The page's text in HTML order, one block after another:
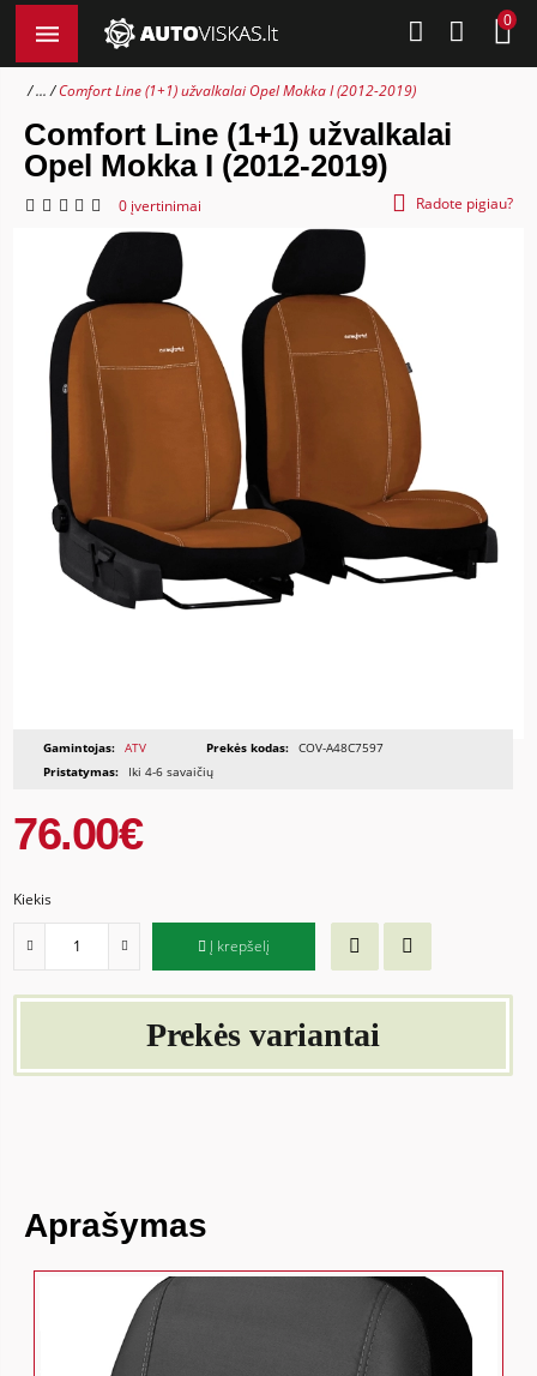
0
... Comfort Line (1+1) užvalkalai Opel Mokka I (2012-2019)
Comfort Line (1+1) užvalkalai
Opel Mokka I (2012-2019)
0 įvertinimai Radote pigiau?
Gamintojas: ATV Prekės kodas: COV-A48C7597
Pristatymas:
Iki 4-6 savaičių
76.00€
Kiekis
Į krepšelį
Prekės variantai
Aprašymas